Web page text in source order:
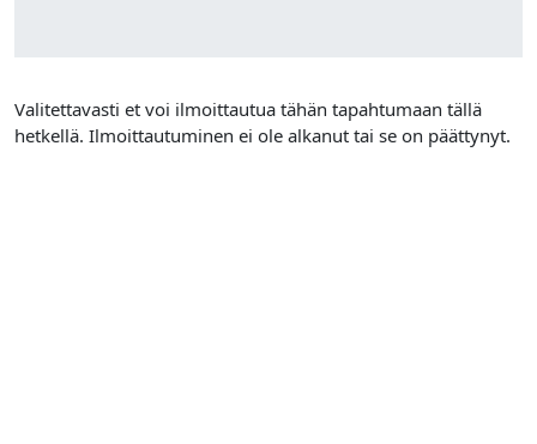
Valitettavasti et voi ilmoittautua tähän tapahtumaan tällä
hetkellä. Ilmoittautuminen ei ole alkanut tai se on päättynyt.